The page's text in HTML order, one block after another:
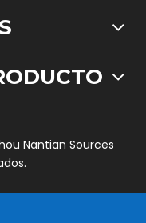
Nantian Sources